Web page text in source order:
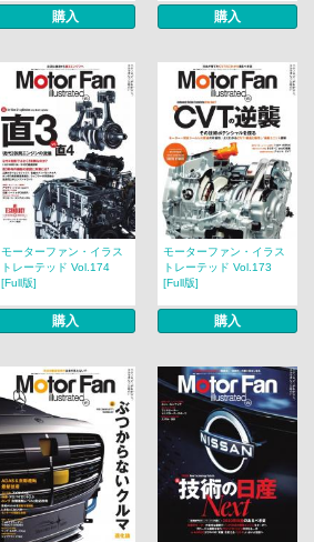
購入 購入
モーターファン・イラス
トレーテッド Vol.174
[Full版]
購入
モーターファン・イラス
トレーテッド Vol.173
[Full版]
購入